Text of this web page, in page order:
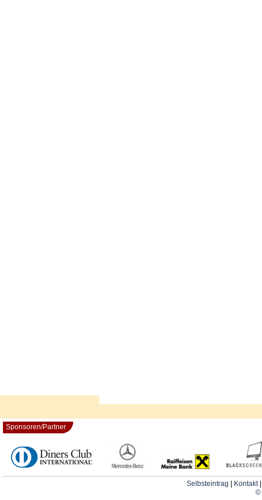
Sponsoren/Partner
Selbsteintrag Kontakt
©